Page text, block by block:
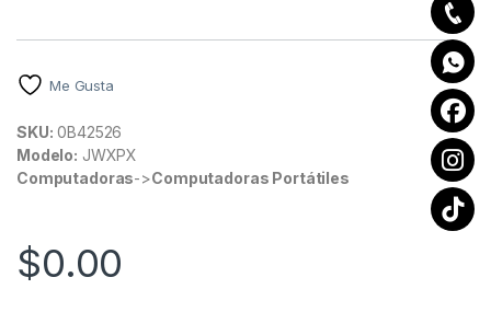
Me Gusta
SKU: 0B42526
Modelo: JWXPX
Computadoras->Computadoras Portátiles
$0.00